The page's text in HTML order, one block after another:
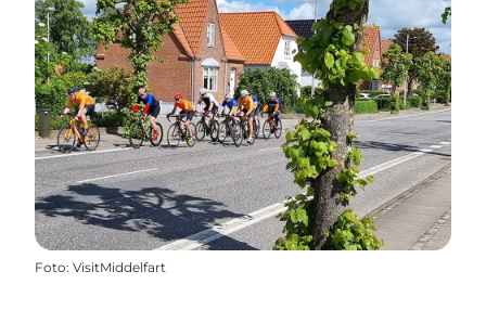
Foto: VisitMiddelfart